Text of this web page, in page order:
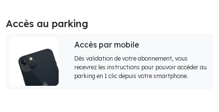
Accès au parking
Accès par mobile
Dès validation de votre abonnement, vous
recevrez les instructions pour pouvoir accéder au
parking en 1 clic depuis votre smartphone.